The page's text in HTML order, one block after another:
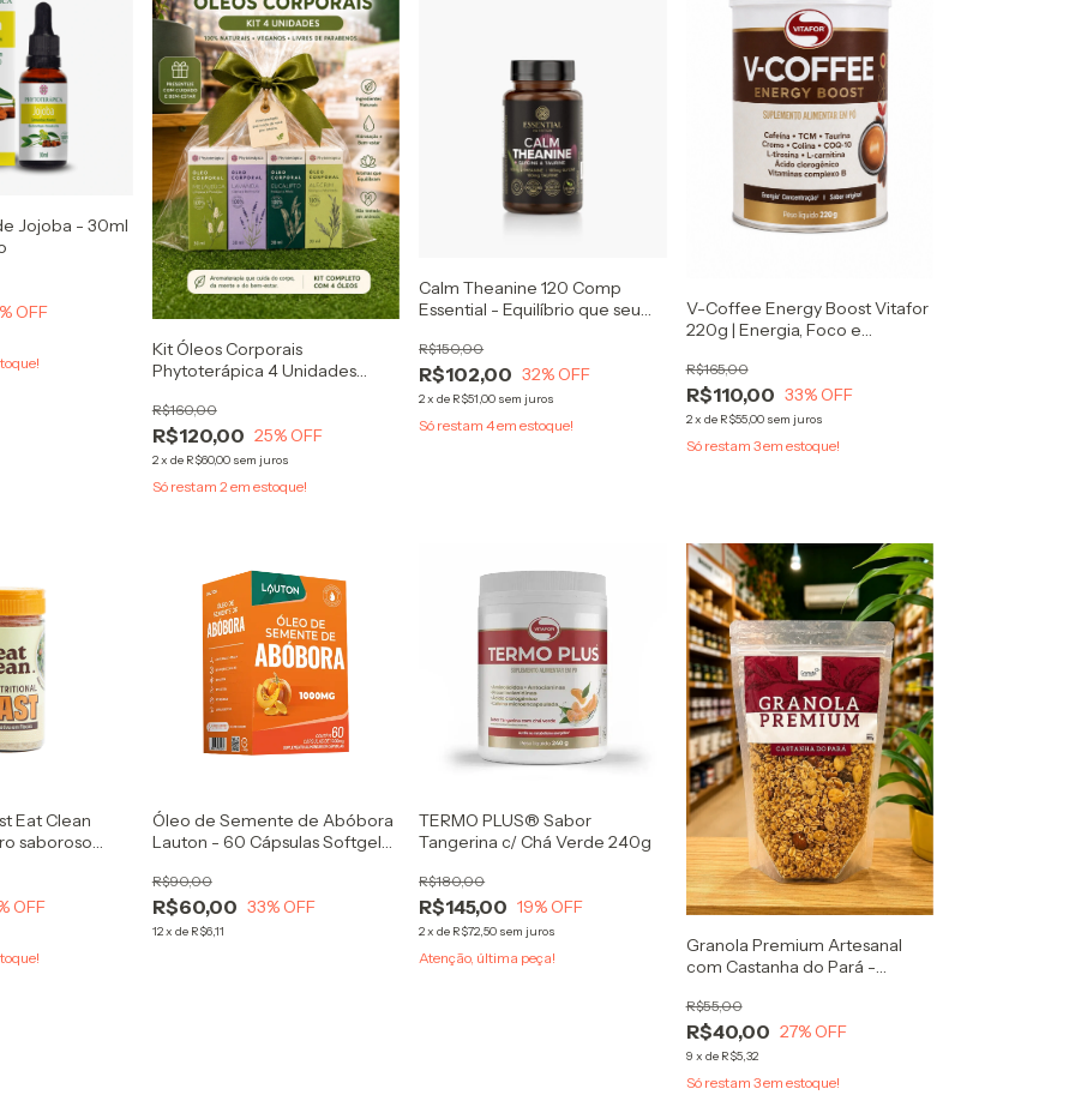
Jojoba - 30ml
% OFF
Kit Óleos Corporais
Phytoterápica 4 Unidades
Eucalipto + Alecrim | Presente
R$120,00
R$160,00
25% OFF
2x de R$60,00 sem juros
Só restam 2 em estoque!
Calm Theanine 120 Comp
Essential - Equilíbrio que seu
R$102,00
R$150,00
32% OFF
2xde R$51,00 sem juros
Só restam4em estoque!
V-Coffee Energy Boost Vitafor
220g | Energia, Foco e
e Taurina
R$110,00
R$165,00
33% OFF
2x de R$55,00 sem juros
Só restam 3em estoque!
Eat Clean
saboroso
OFF
Óleo de Semente de Abóbora
Lauton - 60 Cápsulas Softgel
R$60,00
R$90,00
33% OFF
12x de R$6,11
TERMO PLUS® Sabor
Tangerina c/ Chá Verde 240g
R$145,00
R$180,00
19% OFF
2xde R$72,50 sem juros
Atenção, última peça!
Granola Premium Artesanal
com Castanha do Pará -
R$40,00
R$55,00
27% OFF
9 x de R$5,32
Só restam 3em estoque!